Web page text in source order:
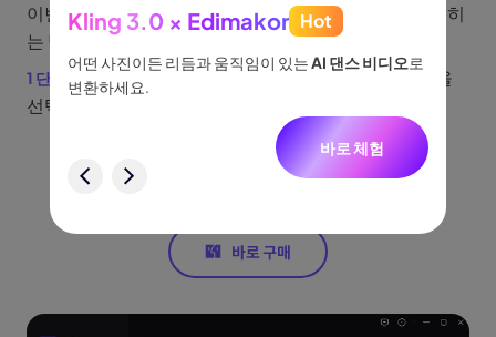
이번 파트에서는 Edimakor로 AI 바비 사진에 음성을 입히
는 방법을 알려드릴게요:
Edimakor 최신 버전을 실행하고
AI 아바타기능을
선택합니다. ”
니
Kling 3.0 × Edimakor Hot
어떤 사진이든 리듬과 움직임이 있는AI 댄스 비디오로
변환하세요.
바로 체험
터, 네